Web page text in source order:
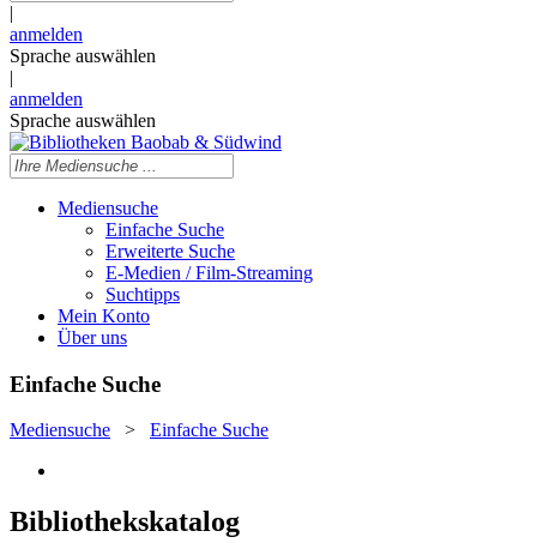
|
anmelden
Sprache auswählen
|
anmelden
Sprache auswählen
Mediensuche
Einfache Suche
Erweiterte Suche
E-Medien / Film-Streaming
Suchtipps
Mein Konto
Über uns
Einfache Suche
Mediensuche > Einfache Suche
Bibliothekskatalog